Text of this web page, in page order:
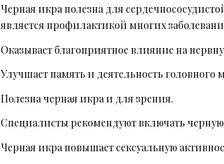
Черная икра полезна для
является профилактикой многих
Оказывает благоприятное влияние на
Улучшает память и деятельность головного
Полезна черная икра и для зрения.
Специалисты рекомендуют включать
Черная икра повышает сексуальную